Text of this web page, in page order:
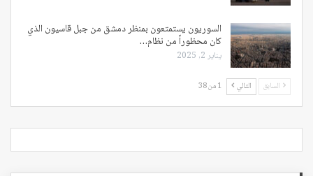
السوريون يستمتعون بمنظر دمشق من جبل قاسيون الذي
كان محظوراً من نظام…
يناير 2, 2025
السابق التالي 1 من 38